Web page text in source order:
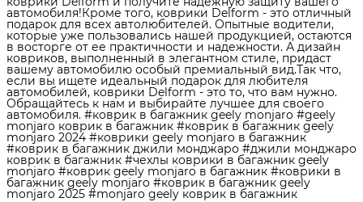
автомобиля!Кроме того, коврики Delform - это отличный
подарок для всех автолюбителей. Опытные водители,
которые уже пользовались нашей продукцией, остаются
в восторге от ее практичности и надежности. А дизайн
ковриков, выполненный в элегантном стиле, придаст
вашему автомобилю особый премиальный вид.Так что,
если вы ищете идеальный подарок для любителя
автомобилей, коврики Delform - это то, что вам нужно.
Обращайтесь к нам и выбирайте лучшее для своего
автомобиля. #коврик в багажник geely monjaro #geely
monjaro коврик в багажник #коврик в багажник geely
monjaro 2024 #коврики geely monjaro в багажник
#коврик в багажник джили монджаро #джили монджаро
коврик в багажник #чехлы коврики в багажник geely
monjaro #коврик geely monjaro в багажник #коврики в
багажник geely monjaro #коврик в багажник geely
monjaro 2025 #monjaro geely коврик в багажник